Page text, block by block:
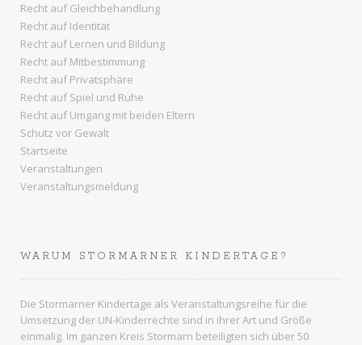
Recht auf Gleichbehandlung
Recht auf Identität
Recht auf Lernen und Bildung
Recht auf Mitbestimmung
Recht auf Privatsphäre
Recht auf Spiel und Ruhe
Recht auf Umgang mit beiden Eltern
Schutz vor Gewalt
Startseite
Veranstaltungen
Veranstaltungsmeldung
WARUM STORMARNER KINDERTAGE?
Die Stormarner Kindertage als Veranstaltungsreihe für die
Umsetzung der UN-Kinderrechte sind in ihrer Art und Größe
einmalig. Im ganzen Kreis Stormarn beteiligten sich über 50